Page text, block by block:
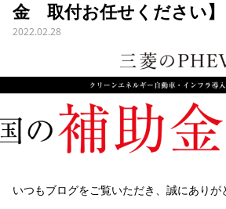
金 取付お任せください】
2022.02.28
いつもブログをご覧いただき、誠にありが